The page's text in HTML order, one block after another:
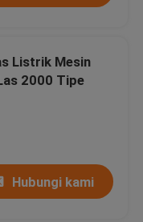
Listrik Mesin
2000 Tipe
Hubungi kami